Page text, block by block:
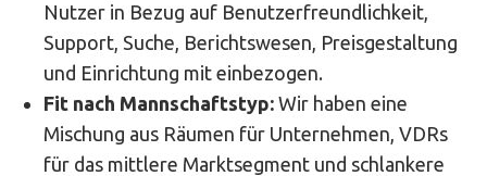
Nutzer in Bezug auf Benutzerfreundlichkeit,
Support, Suche, Berichtswesen, Preisgestaltung
und Einrichtung mit einbezogen.
Fit nach Mannschaftstyp: Wir haben eine
Mischung aus Räumen für Unternehmen, VDRs
für das mittlere Marktsegment und schlankere